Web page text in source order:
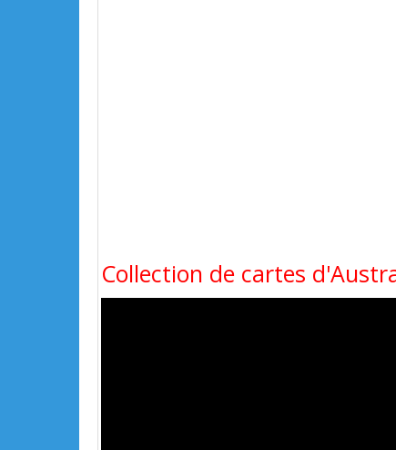
Collection de cartes